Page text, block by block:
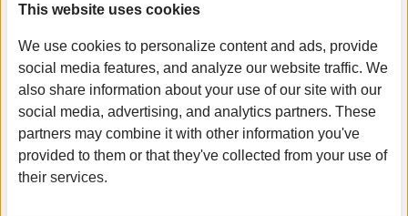
Interesse? Neem een kijkje op de website en
meld u aan.
Meer informatie
This website uses cookies
We use cookies to personalize content and ads, provide
social media features, and analyze our website traffic. We
also share information about your use of our site with our
social media, advertising, and analytics partners. These
partners may combine it with other information you've
provided to them or that they've collected from your use of
their services.